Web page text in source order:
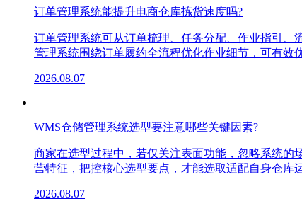
订单管理系统能提升电商仓库拣货速度吗?
订单管理系统可从订单梳理、任务分配、作业指引
管理系统围绕订单履约全流程优化作业细节，可有效
2026.08.07
WMS仓储管理系统选型要注意哪些关键因素?
商家在选型过程中，若仅关注表面功能，忽略系统
营特征，把控核心选型要点，才能选取适配自身仓库
2026.08.07